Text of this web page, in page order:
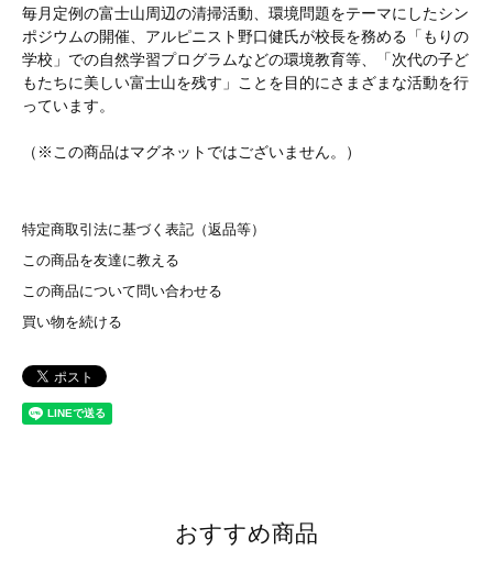
毎月定例の富士山周辺の清掃活動、環境問題をテーマにしたシン
ポジウムの開催、アルピニスト野口健氏が校長を務める「もりの
学校」での自然学習プログラムなどの環境教育等、「次代の子ど
もたちに美しい富士山を残す」ことを目的にさまざまな活動を行
っています。
（※この商品はマグネットではございません。）
特定商取引法に基づく表記（返品等）
この商品を友達に教える
この商品について問い合わせる
買い物を続ける
おすすめ商品